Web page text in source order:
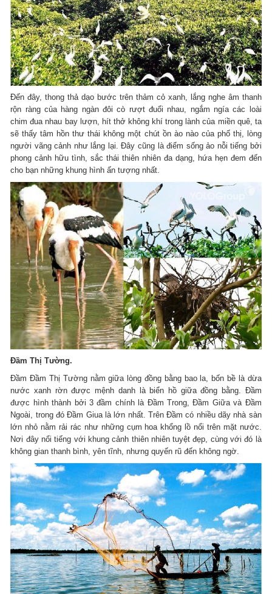
Đến đây, thong thả dạo bước trên thảm cỏ xanh, lắng nghe âm thanh
rộn ràng của hàng ngàn đôi cò rượt đuổi nhau, ngắm ngía các loài
chim đua nhau bay lượn, hít thở không khí trong lành của miền quê, ta
sẽ thấy tâm hồn thư thái không một chút ồn ào nào của phố thị, lòng
người vãng cảnh như lắng lại. Đây cũng là điểm sống ảo nỗi tiếng bởi
phong cảnh hữu tình, sắc thái thiên nhiên đa dạng, hứa hẹn đem đến
cho bạn những khung hình ấn tượng nhất.
Đầm Thị Tường.
Đầm Đầm Thị Tường nằm giữa lòng đồng bằng bao la, bốn bề là dừa
nước xanh rờn được mệnh danh là biển hồ giữa đồng bằng. Đầm
được hình thành bởi 3 đầm chính là Đầm Trong, Đầm Giữa và Đầm
Ngoài, trong đó Đầm Giua là lớn nhất. Trên Đầm có nhiều dãy nhà sàn
lớn nhỏ nằm rải rác như những cụm hoa khổng lồ nổi trên mặt nước.
Nơi đây nổi tiếng với khung cảnh thiên nhiên tuyệt đẹp, cùng với đó là
không gian thanh bình, yên tĩnh, nhưng quyến rũ đến không ngờ.